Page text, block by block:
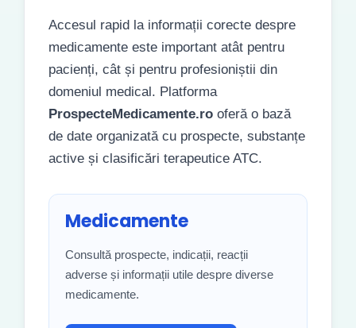
Accesul rapid la informații corecte despre
medicamente este important atât pentru
pacienți, cât și pentru profesioniștii din
domeniul medical. Platforma
ProspecteMedicamente.ro oferă o bază
de date organizată cu prospecte, substanțe
active și clasificări terapeutice ATC.
Medicamente
Consultă prospecte, indicații, reacții
adverse și informații utile despre diverse
medicamente.